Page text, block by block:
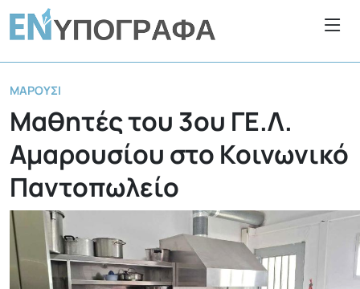
ΜΑΡΟΎΣΙ
Μαθητές του 3ου ΓΕ.Λ.
Αμαρουσίου στο Κοινωνικό
Παντοπωλείο